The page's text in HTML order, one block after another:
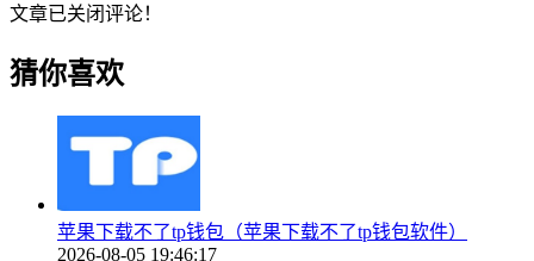
文章已关闭评论！
猜你喜欢
苹果下载不了tp钱包（苹果下载不了tp钱包软件）
2026-08-05 19:46:17